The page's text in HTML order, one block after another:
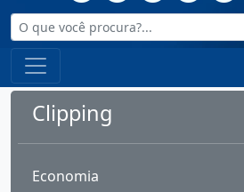
Clipping
Economia